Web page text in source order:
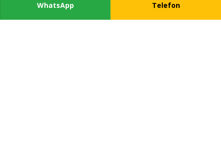
Ustaya Sor
WhatsApp Telefon